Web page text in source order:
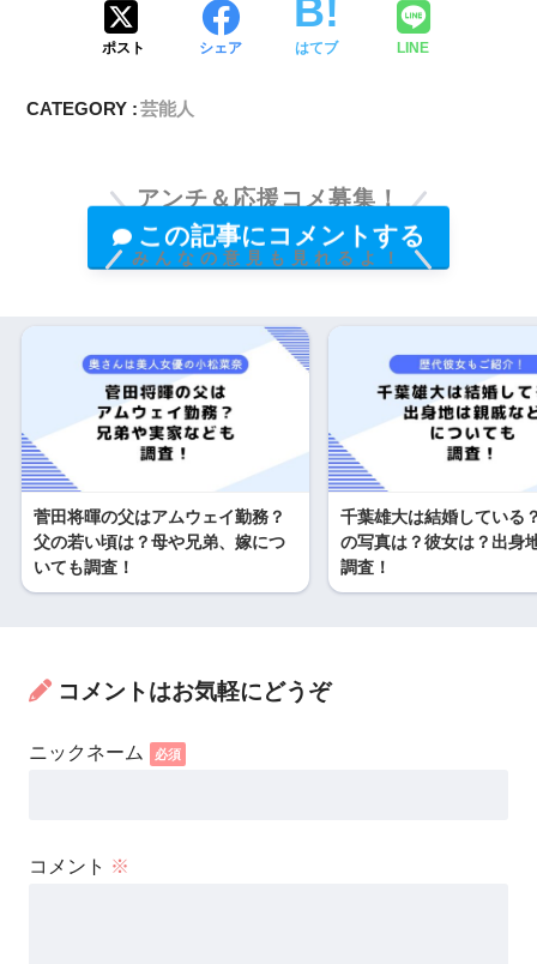
ポスト シェア はてブ LINE
CATEGORY :芸能人
アンチ＆応援コメ募集！
この記事にコメントする
みんなの意見も見れるよ！
菅田将暉の父はアムウェイ勤務？
父の若い頃は？母や兄弟、嫁につ
いても調査！
千葉雄大は結婚している
の写真は？彼女は？出身
調査！
コメントはお気軽にどうぞ
コメント ※